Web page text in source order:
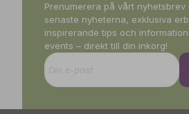
Prenumerera på vårt
senaste nyheterna, exklusiva
inspirerande tips och
events – direkt till din inkorg!